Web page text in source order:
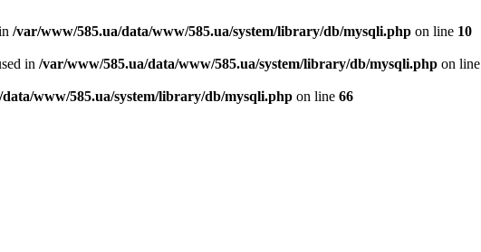
/var/www/585.ua/data/www/585.ua/system/library/db/mysqli.php on line 10
in /var/www/585.ua/data/www/585.ua/system/library/db/mysqli.php on line
www/585.ua/system/library/db/mysqli.php on line 66